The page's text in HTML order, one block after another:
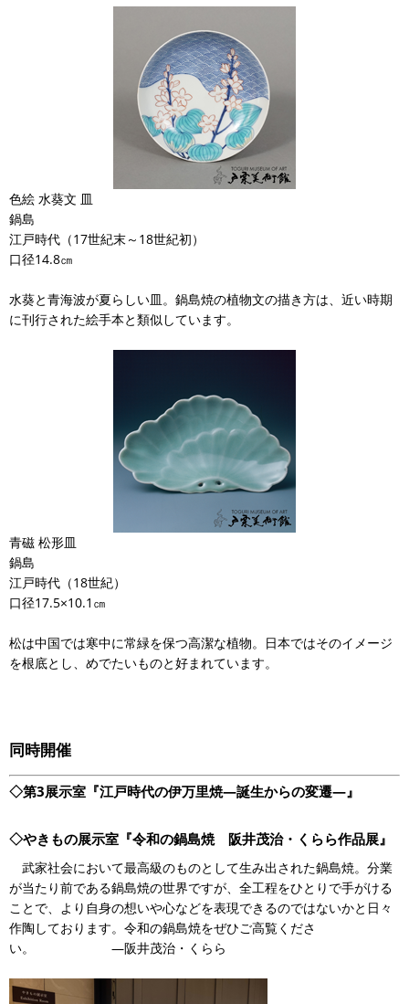
色絵 水葵文 皿
鍋島
江戸時代（17世紀末～18世紀初）
口径14.8㎝
水葵と青海波が夏らしい皿。鍋島焼の植物文の描き方は、近い時期
に刊行された絵手本と類似しています。
青磁 松形皿
鍋島
江戸時代（18世紀）
口径17.5×10.1㎝
松は中国では寒中に常緑を保つ高潔な植物。日本ではそのイメージ
を根底とし、めでたいものと好まれています。
同時開催
◇第3展示室『江戸時代の伊万里焼―誕生からの変遷―』
◇やきもの展示室『令和の鍋島焼 阪井茂治・くらら作品展』
武家社会において最高級のものとして生み出された鍋島焼。分業
が当たり前である鍋島焼の世界ですが、全工程をひとりで手がける
ことで、より自身の想いや心などを表現できるのではないかと日々
作陶しております。令和の鍋島焼をぜひご高覧くださ
い。 ―阪井茂治・くらら